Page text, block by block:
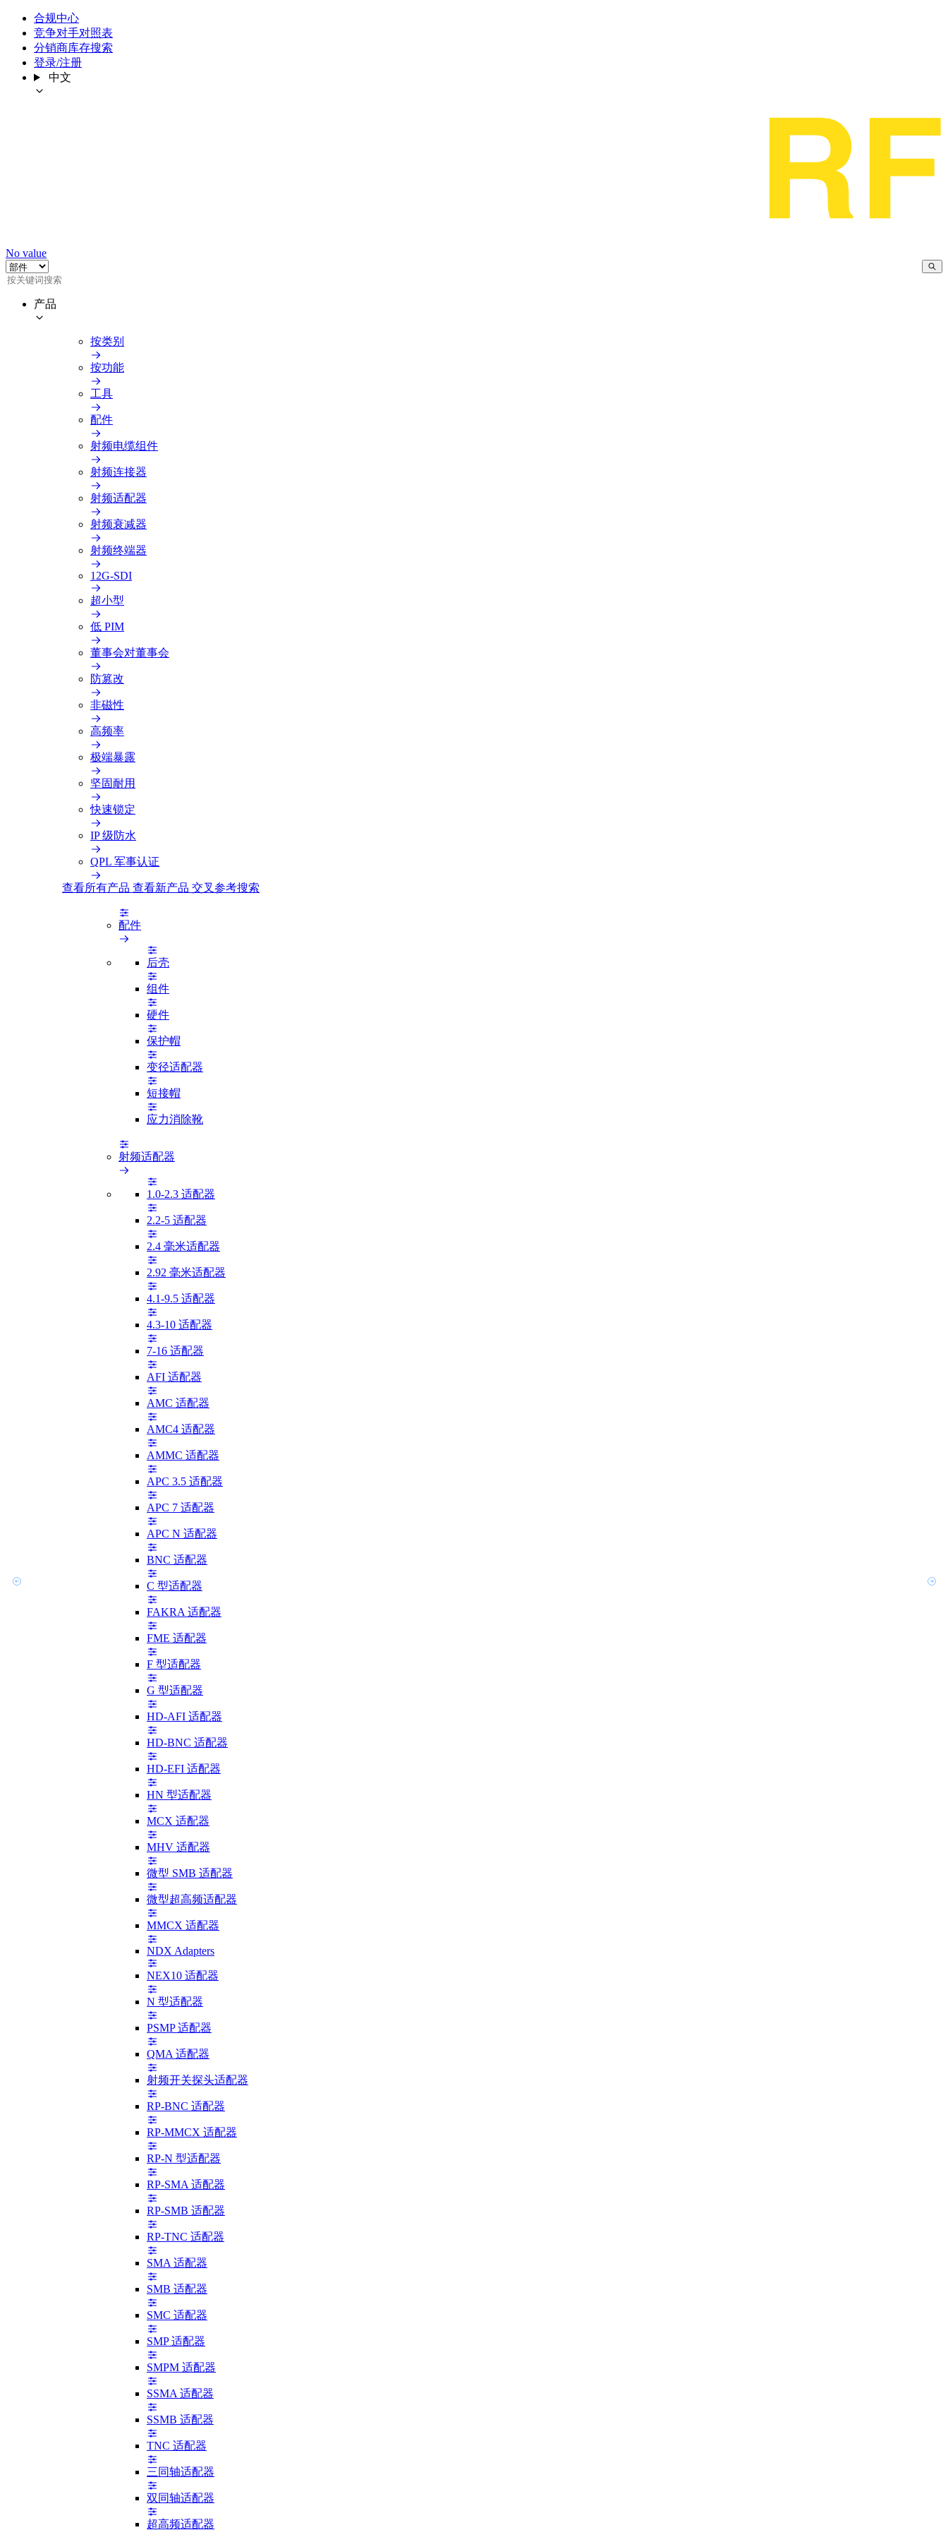
合规中心
竞争对手对照表
分销商库存搜索
登录/注册
中文
No value
产品
按类别
按功能
工具
配件
射频电缆组件
射频连接器
射频适配器
射频衰减器
射频终端器
12G-SDI
超小型
低 PIM
董事会对董事会
防篡改
非磁性
高频率
极端暴露
坚固耐用
快速锁定
IP 级防水
QPL 军事认证
查看所有产品 查看新产品 交叉参考搜索
配件
后壳
组件
硬件
保护帽
变径适配器
短接帽
应力消除靴
射频适配器
1.0-2.3 适配器
2.2-5 适配器
2.4 毫米适配器
2.92 毫米适配器
4.1-9.5 适配器
4.3-10 适配器
7-16 适配器
AFI 适配器
AMC 适配器
AMC4 适配器
AMMC 适配器
APC 3.5 适配器
APC 7 适配器
APC N 适配器
BNC 适配器
C 型适配器
FAKRA 适配器
FME 适配器
F 型适配器
G 型适配器
HD-AFI 适配器
HD-BNC 适配器
HD-EFI 适配器
HN 型适配器
MCX 适配器
MHV 适配器
微型 SMB 适配器
微型超高频适配器
MMCX 适配器
NDX Adapters
NEX10 适配器
N 型适配器
PSMP 适配器
QMA 适配器
射频开关探头适配器
RP-BNC 适配器
RP-MMCX 适配器
RP-N 型适配器
RP-SMA 适配器
RP-SMB 适配器
RP-TNC 适配器
SMA 适配器
SMB 适配器
SMC 适配器
SMP 适配器
SMPM 适配器
SSMA 适配器
SSMB 适配器
TNC 适配器
三同轴适配器
双同轴适配器
超高频适配器